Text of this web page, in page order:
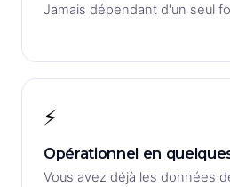
Jamais dépendant d'un seul
⚡
Opérationnel en
Vous avez déjà les données